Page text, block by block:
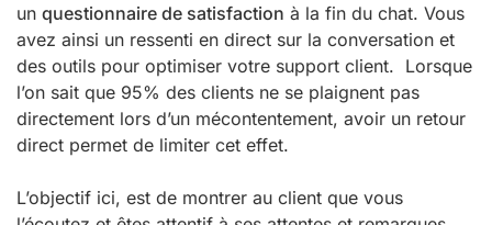
un questionnaire de satisfaction à la fin du chat. Vous
avez ainsi un ressenti en direct sur la conversation et
des outils pour optimiser votre support client. Lorsque
l’on sait que 95% des clients ne se plaignent pas
directement lors d’un mécontentement, avoir un retour
direct permet de limiter cet effet.
L’objectif ici, est de montrer au client que vous